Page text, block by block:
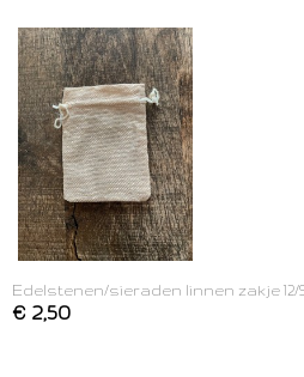
Edelstenen/sieraden linnen zakje 12/
€ 2,50